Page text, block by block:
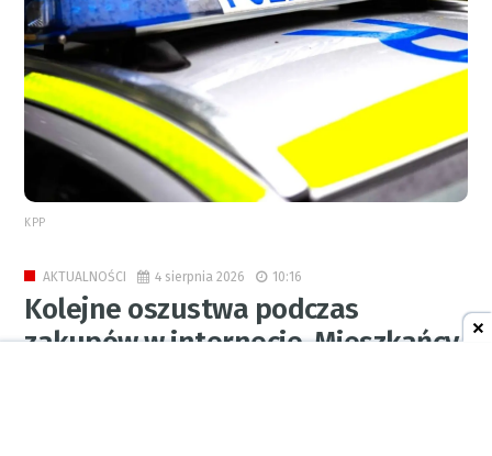
KPP
AKTUALNOŚCI 4 sierpnia 2026 10:16
Kolejne oszustwa podczas
zakupów w internecie. Mieszkańcy